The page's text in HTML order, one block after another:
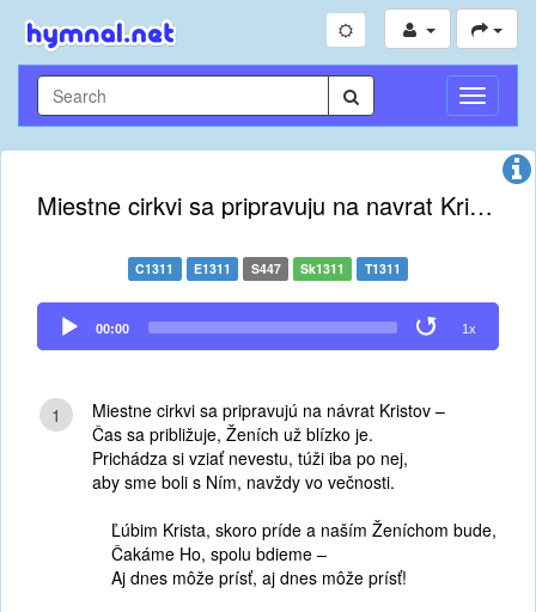
Toggle
Miestne cirkvi sa pripravuju na navrat Kristov
C1311 E1311 S447 Sk1311 T1311
Audio
Player
00:00 1x
1
Miestne cirkvi sa pripravujú na návrat Kristov –
Čas sa približuje, Ženích už blízko je.
Prichádza si vziať nevestu, túži iba po nej,
aby sme boli s Ním, navždy vo večnosti.
Ľúbim Krista, skoro príde a naším Ženíchom bude,
Čakáme Ho, spolu bdieme –
Aj dnes môže prísť, aj dnes môže prísť!